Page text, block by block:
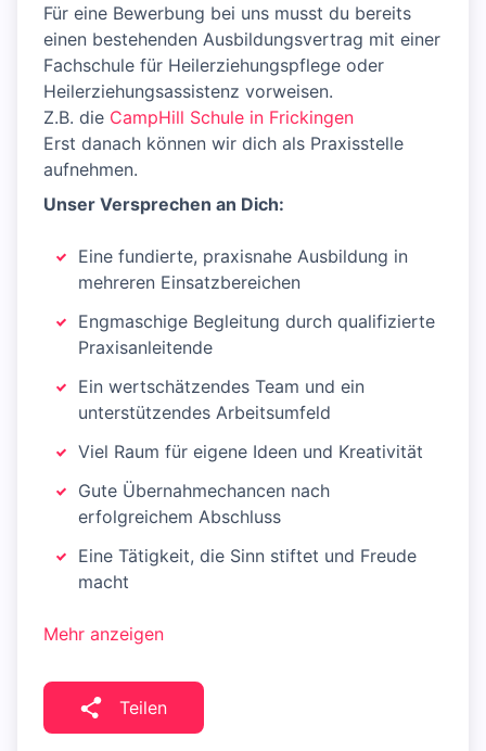
Für eine Bewerbung bei uns musst du bereits
einen bestehenden Ausbildungsvertrag mit einer
Fachschule für Heilerziehungspflege oder
Heilerziehungsassistenz vorweisen.
Z.B. die CampHill Schule in Frickingen
Erst danach können wir dich als Praxisstelle
aufnehmen.
Unser Versprechen an Dich:
Eine fundierte, praxisnahe Ausbildung in
mehreren Einsatzbereichen
Engmaschige Begleitung durch qualifizierte
Praxisanleitende
Ein wertschätzendes Team und ein
unterstützendes Arbeitsumfeld
Viel Raum für eigene Ideen und Kreativität
Gute Übernahmechancen nach
erfolgreichem Abschluss
Eine Tätigkeit, die Sinn stiftet und Freude
macht
Mehr anzeigen
Teilen